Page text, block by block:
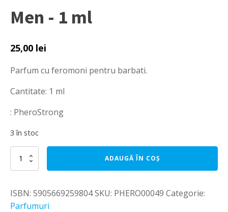
Men - 1 ml
25,00 lei
Parfum cu feromoni pentru barbati.
Cantitate: 1 ml
: PheroStrong
3 în stoc
Cantitate
PheroStrong
Devil
ADAUGĂ ÎN COȘ
ISBN: 5905669259804SKU: PHERO00049 Categorie:
Parfumuri